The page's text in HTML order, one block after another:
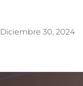
Diciembre 30, 2024